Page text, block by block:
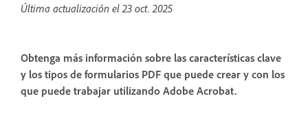
Última actualización el23 oct. 2025
Obtenga más información sobre las características clave
y los tipos de formularios PDF que puede crear y con los
que puede trabajar utilizando Adobe Acrobat.